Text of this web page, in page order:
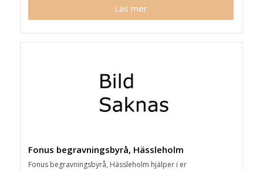
Läs mer
Fonus begravningsbyrå, Hässleholm
Fonus begravningsbyrå, Hässleholm hjälper i er